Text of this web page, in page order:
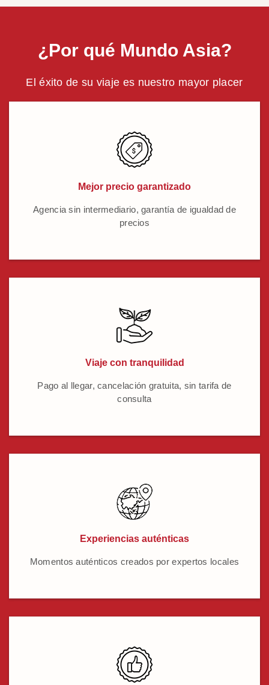
¿Por qué Mundo Asia?
El éxito de su viaje es nuestro mayor placer
Mejor precio garantizado
Agencia sin intermediario, garantía de igualdad de
precios
Viaje con tranquilidad
Pago al llegar, cancelación gratuita, sin tarifa de
consulta
Experiencias auténticas
Momentos auténticos creados por expertos locales